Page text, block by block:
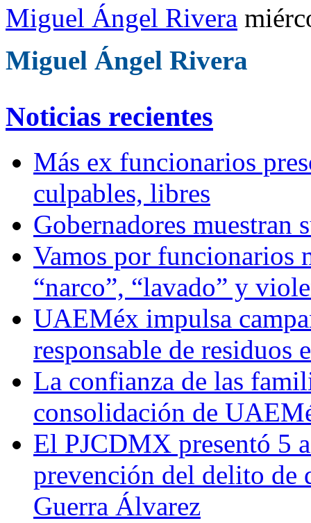
Miguel Ángel Rivera
Miguel Ángel Rivera
Noticias recientes
Más ex funcionarios
culpables, libres
Gobernadores muestran
Vamos por funcionarios
“narco”, “lavado” y
UAEMéx impulsa
responsable de residuos
La confianza de las
consolidación de
El PJCDMX presentó 5
prevención del delito de
Guerra Álvarez